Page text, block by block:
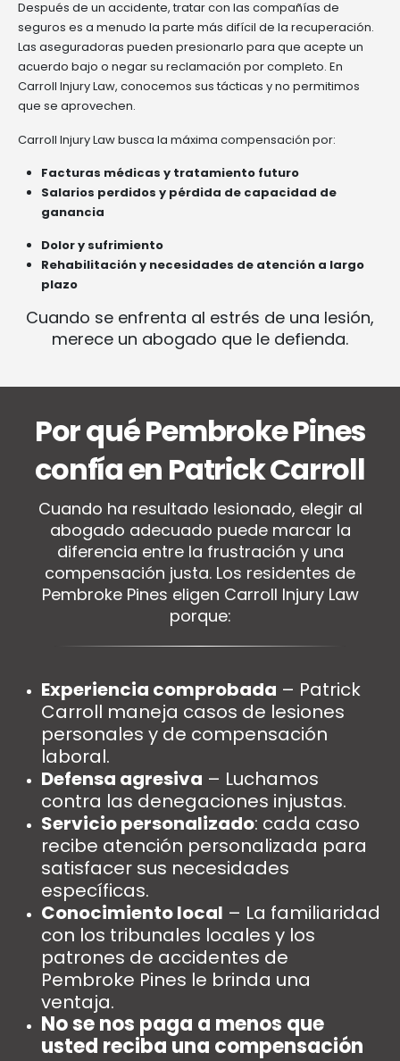
Después de un accidente, tratar con las compañías de
seguros es a menudo la parte más difícil de la recuperación.
Las aseguradoras pueden presionarlo para que acepte un
acuerdo bajo o negar su reclamación por completo. En
Carroll Injury Law, conocemos sus tácticas y no permitimos
que se aprovechen.
Carroll Injury Law busca la máxima compensación por:
Facturas médicas y tratamiento futuro
Salarios perdidos y pérdida de capacidad de
ganancia
Dolor y sufrimiento
Rehabilitación y necesidades de atención a largo
plazo
Cuando se enfrenta al estrés de una lesión,
merece un abogado que le defienda.
Por qué Pembroke Pines
confía en Patrick Carroll
Cuando ha resultado lesionado, elegir al
abogado adecuado puede marcar la
diferencia entre la frustración y una
compensación justa. Los residentes de
Pembroke Pines eligen Carroll Injury Law
porque:
Experiencia comprobada – Patrick
Carroll maneja casos de lesiones
personales y de compensación
laboral.
Defensa agresiva – Luchamos
contra las denegaciones injustas.
Servicio personalizado: cada caso
recibe atención personalizada para
satisfacer sus necesidades
específicas.
Conocimiento local – La familiaridad
con los tribunales locales y los
patrones de accidentes de
Pembroke Pines le brinda una
ventaja.
No se nos paga a menos que
usted reciba una compensación